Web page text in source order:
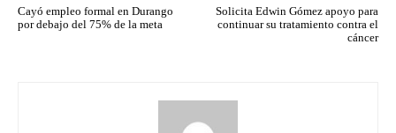
Cayó empleo formal en Durango
por debajo del 75% de la meta
Solicita Edwin Gómez apoyo para
continuar su tratamiento contra el
cáncer